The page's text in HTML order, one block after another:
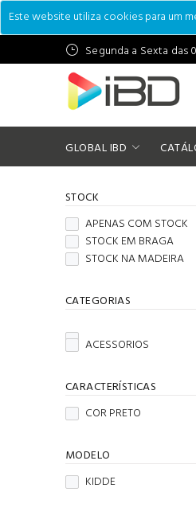
Este website utiliza cookies para um
Segunda a Sexta das
GLOBAL IBD
STOCK
APENAS COM STOCK
STOCK EM BRAGA
STOCK NA MADEIRA
CATEGORIAS
ACESSORIOS
CARACTERÍSTICAS
COR PRETO
MODELO
KIDDE